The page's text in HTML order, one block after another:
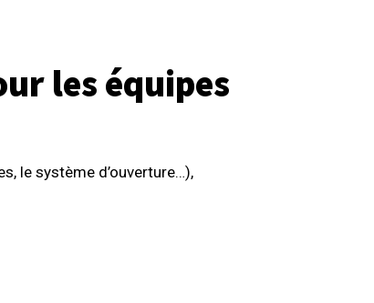
les équipes
le système d’ouverture…),